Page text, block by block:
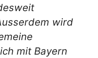
wird
mit Bayern